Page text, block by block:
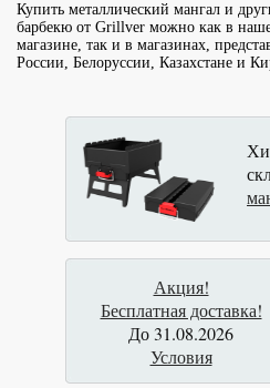
Купить металлический мангал и
барбекю от Grillver можно как в
магазине, так и в магазинах,
России, Белоруссии, Казахстане и
Акция!
Бесплатная доставка!
До 31.08.2026
Условия